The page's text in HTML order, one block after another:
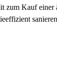
zum Kauf einer